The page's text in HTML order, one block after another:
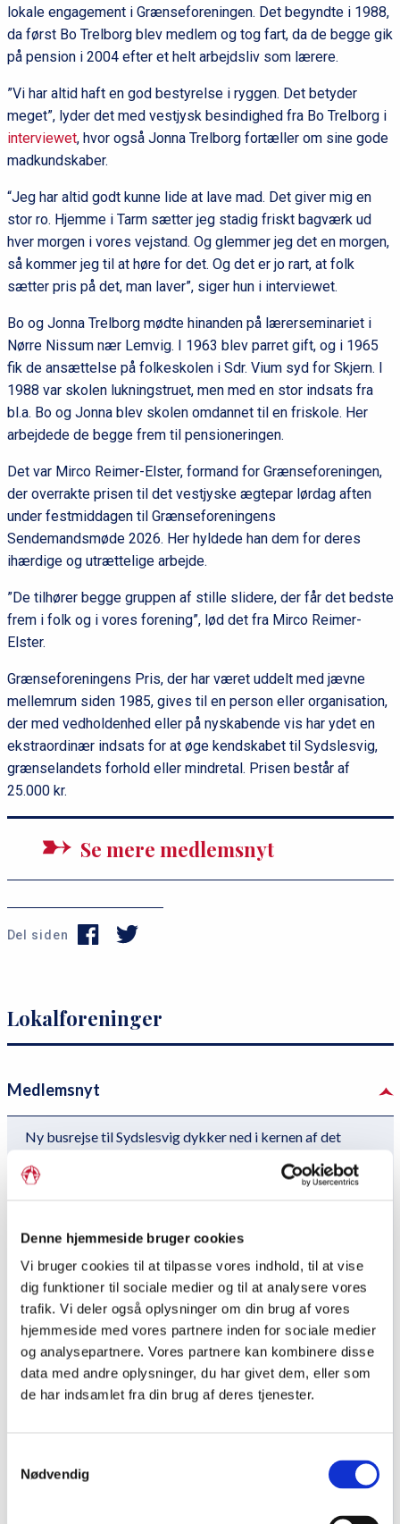
Denne hjemmeside bruger cookies
Vi bruger cookies til at tilpasse vores indhold, til at vise
dig funktioner til sociale medier og til at analysere vores
trafik. Vi deler også oplysninger om din brug af vores
hjemmeside med vores partnere inden for sociale medier
og analysepartnere. Vores partnere kan kombinere disse
data med andre oplysninger, du har givet dem, eller som
de har indsamlet fra din brug af deres tjenester.
Nødvendig
lokale engagement i Grænseforeningen. Det begyndte i 1988,
da først Bo Trelborg blev medlem og tog fart, da de begge gik
på pension i 2004 efter et helt arbejdsliv som lærere.
”Vi har altid haft en god bestyrelse i ryggen. Det betyder
meget”, lyder det med vestjysk besindighed fra Bo Trelborg i
interviewet, hvor også Jonna Trelborg fortæller om sine gode
madkundskaber.
“Jeg har altid godt kunne lide at lave mad. Det giver mig en
stor ro. Hjemme i Tarm sætter jeg stadig friskt bagværk ud
hver morgen i vores vejstand. Og glemmer jeg det en morgen,
så kommer jeg til at høre for det. Og det er jo rart, at folk
sætter pris på det, man laver”, siger hun i interviewet.
Bo og Jonna Trelborg mødte hinanden på lærerseminariet i
Nørre Nissum nær Lemvig. I 1963 blev parret gift, og i 1965
fik de ansættelse på folkeskolen i Sdr. Vium syd for Skjern. I
1988 var skolen lukningstruet, men med en stor indsats fra
bl.a. Bo og Jonna blev skolen omdannet til en friskole. Her
arbejdede de begge frem til pensioneringen.
Det var Mirco Reimer-Elster, formand for Grænseforeningen,
der overrakte prisen til det vestjyske ægtepar lørdag aften
under festmiddagen til Grænseforeningens
Sendemandsmøde 2026. Her hyldede han dem for deres
ihærdige og utrættelige arbejde.
”De tilhører begge gruppen af stille slidere, der får det bedste
frem i folk og i vores forening”, lød det fra Mirco Reimer-
Elster.
Grænseforeningens Pris, der har været uddelt med jævne
mellemrum siden 1985, gives til en person eller organisation,
der med vedholdenhed eller på nyskabende vis har ydet en
ekstraordinær indsats for at øge kendskabet til Sydslesvig,
grænselandets forhold eller mindretal. Prisen består af
25.000 kr.
Se mere medlemsnyt
Del siden
P
r
m
æ
s
e
v
i
m
Lokalforeninger
Medlemsnyt
Ny busrejse til Sydslesvig dykker ned i kernen af det
Vestjysk ægtepar modtager Grænseforeningens Pris
2026
Mirco Reimer-Elster er genvalgt som formand for
Grænseforeningen
Kaffebord og kaffemik
Her er Grænseforeningens nye hovedbestyrelse
Læs nyt magasinet Grænsen